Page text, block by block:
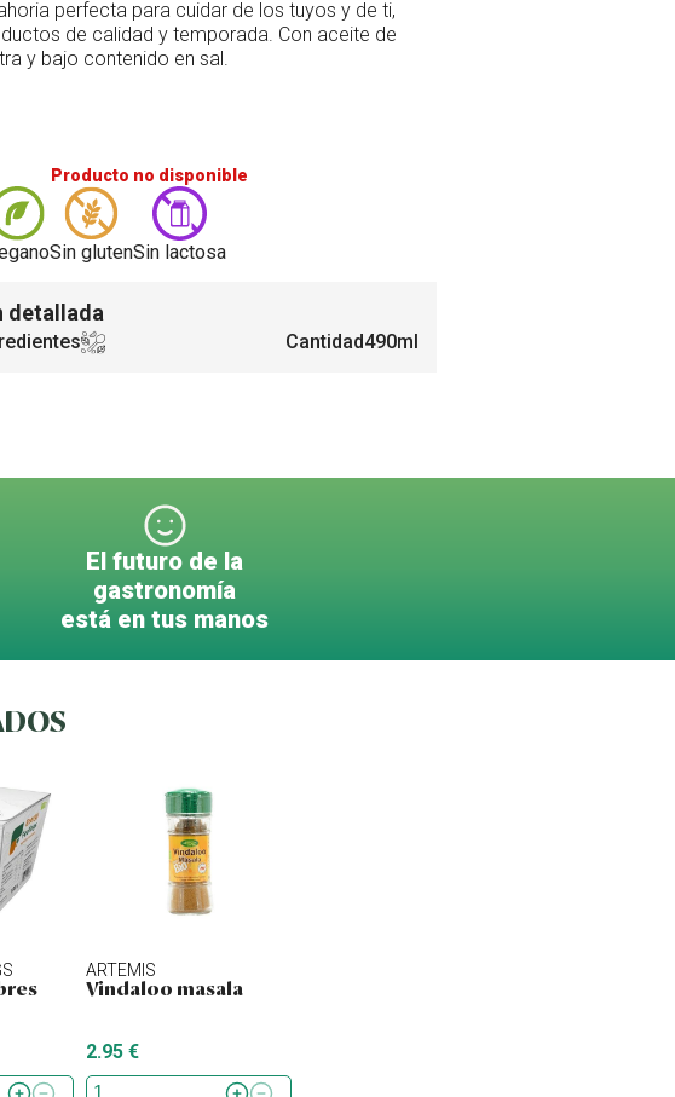
perfecta para cuidar de los tuyos y de ti,
de calidad y temporada. Con aceite de
y bajo contenido en sal.
Producto no disponible
Sin glutenSin lactosa
detallada
Cantidad490ml
El futuro de la
gastronomía
está en tus manos
ARTEMIS
Vindaloo masala
2.95 €